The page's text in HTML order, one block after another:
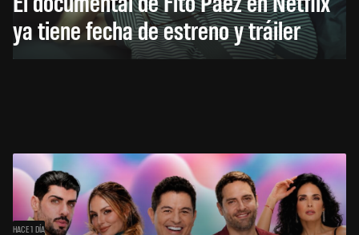
ya tiene fecha de estreno y tráiler
HACE 1 DÍA